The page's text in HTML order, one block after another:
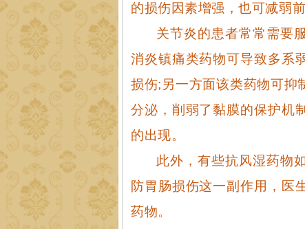
的损伤因素增强，也可减弱
关节炎的患者常常需要
消炎镇痛类药物可导致多系
损伤;另一方面该类药物可抑
分泌，削弱了黏膜的保护机
的出现。
此外，有些抗风湿药物
防胃肠损伤这一副作用，医
药物。